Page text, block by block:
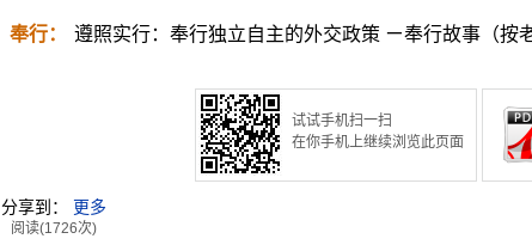
奉行： 遵照实行：奉行独立自主的外交政策 ㄧ奉行故事（按
试试手机扫一扫
在你手机上继续浏览此页面
分享到： 更多
阅读(1726次)